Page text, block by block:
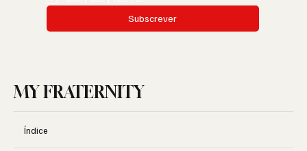
Subscrever
MY FRATERNITY
Índice